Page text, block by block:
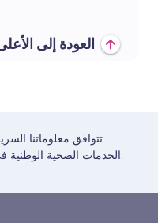
العودة إلى
تتوافق معلوماتنا
الخدمات الصحية الوطنية في إرشاداتها لإنشاء محتوى صحي.